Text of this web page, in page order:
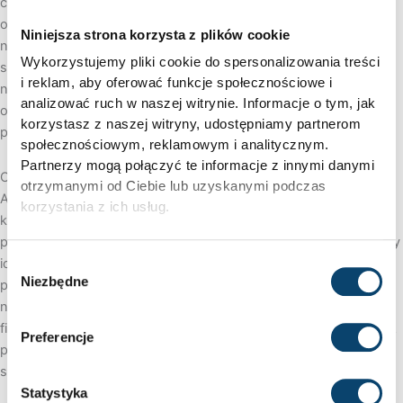
Niniejsza strona korzysta z plików cookie
Wykorzystujemy pliki cookie do spersonalizowania treści
i reklam, aby oferować funkcje społecznościowe i
analizować ruch w naszej witrynie. Informacje o tym, jak
korzystasz z naszej witryny, udostępniamy partnerom
społecznościowym, reklamowym i analitycznym.
Partnerzy mogą połączyć te informacje z innymi danymi
otrzymanymi od Ciebie lub uzyskanymi podczas
korzystania z ich usług.
Wybór
zgody
Niezbędne
Preferencje
Statystyka
organizm szybciej regeneruje mikrourazy mięśniowe, co pozwala
na częstsze i bardziej intensywne sesje treningowe. Zwiększona
siła i wytrzymałość to fundamenty, na których zbudujesz swoją
nową, lepszą formę. Zaufaj specjalistom i przekonaj się, jak
odpowiednio dobrana suplementacja może odmienić Twoje
podejście do sportu.
Optymalne Dawkowanie dla Najlepszych Efektów
Aby w pełni wykorzystać potencjał boosterów testosteronu,
kluczowa jest systematyczność oraz przestrzeganie zaleceń
producenta. Produkty Yava Labs zostały zaprojektowane tak, aby
ich stosowanie było proste i wygodne. Regularna suplementacja,
połączona z właściwie zbilansowaną dietą i treningiem, pozwala
na stopniowe, lecz zauważalne podnoszenie Twoich możliwości
fizycznych. Inwestując w jakość od Yava Labs Polska, wybierasz
precyzję, która przybliża Cię do osiągnięcia zamierzonych celów
sportowych.